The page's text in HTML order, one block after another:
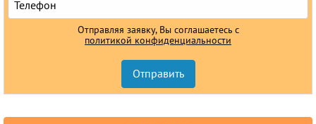
Отправляя заявку, Вы соглашаетесь с
политикой конфиденциальности